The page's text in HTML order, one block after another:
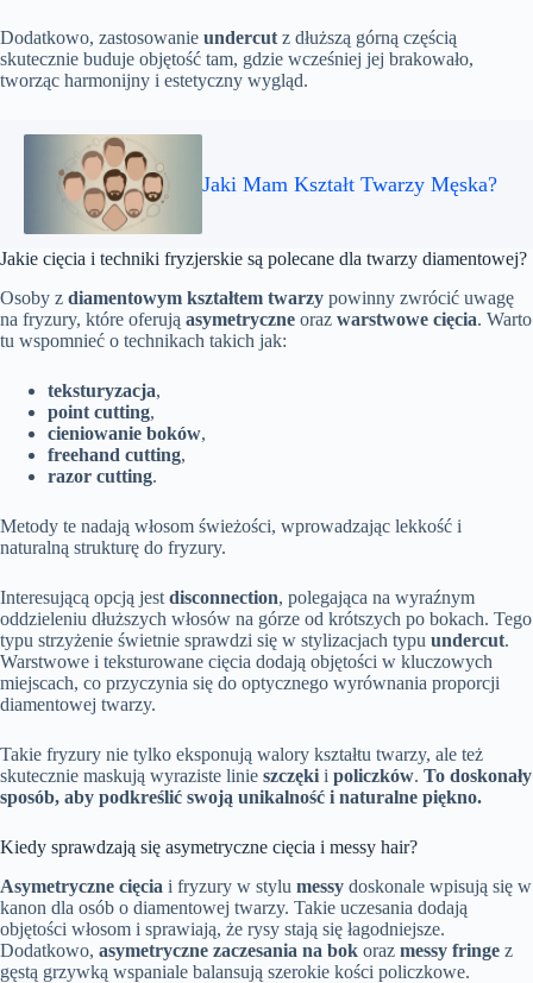
Dodatkowo, zastosowanie undercut z dłuższą górną częścią
skutecznie buduje objętość tam, gdzie wcześniej jej brakowało,
tworząc harmonijny i estetyczny wygląd.
Jaki Mam Kształt Twarzy Męska?
Jakie cięcia i techniki fryzjerskie są polecane dla twarzy diamentowej?
Osoby z diamentowym kształtem twarzy powinny zwrócić uwagę
na fryzury, które oferują asymetryczne oraz warstwowe cięcia. Warto
tu wspomnieć o technikach takich jak:
teksturyzacja,
point cutting,
cieniowanie boków,
freehand cutting,
razor cutting.
Metody te nadają włosom świeżości, wprowadzając lekkość i
naturalną strukturę do fryzury.
Interesującą opcją jest disconnection, polegająca na wyraźnym
oddzieleniu dłuższych włosów na górze od krótszych po bokach. Tego
typu strzyżenie świetnie sprawdzi się w stylizacjach typu undercut.
Warstwowe i teksturowane cięcia dodają objętości w kluczowych
miejscach, co przyczynia się do optycznego wyrównania proporcji
diamentowej twarzy.
Takie fryzury nie tylko eksponują walory kształtu twarzy, ale też
skutecznie maskują wyraziste linie szczęki i policzków. To doskonały
sposób, aby podkreślić swoją unikalność i naturalne piękno.
Kiedy sprawdzają się asymetryczne cięcia i messy hair?
Asymetryczne cięcia i fryzury w stylu messy doskonale wpisują się w
kanon dla osób o diamentowej twarzy. Takie uczesania dodają
objętości włosom i sprawiają, że rysy stają się łagodniejsze.
Dodatkowo, asymetryczne zaczesania na bok oraz messy fringe z
gęstą grzywką wspaniale balansują szerokie kości policzkowe.